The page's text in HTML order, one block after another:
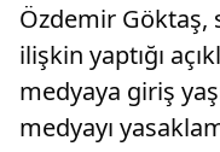
Özdemir Göktaş,
ilişkin yaptığı
medyaya giriş
medyayı